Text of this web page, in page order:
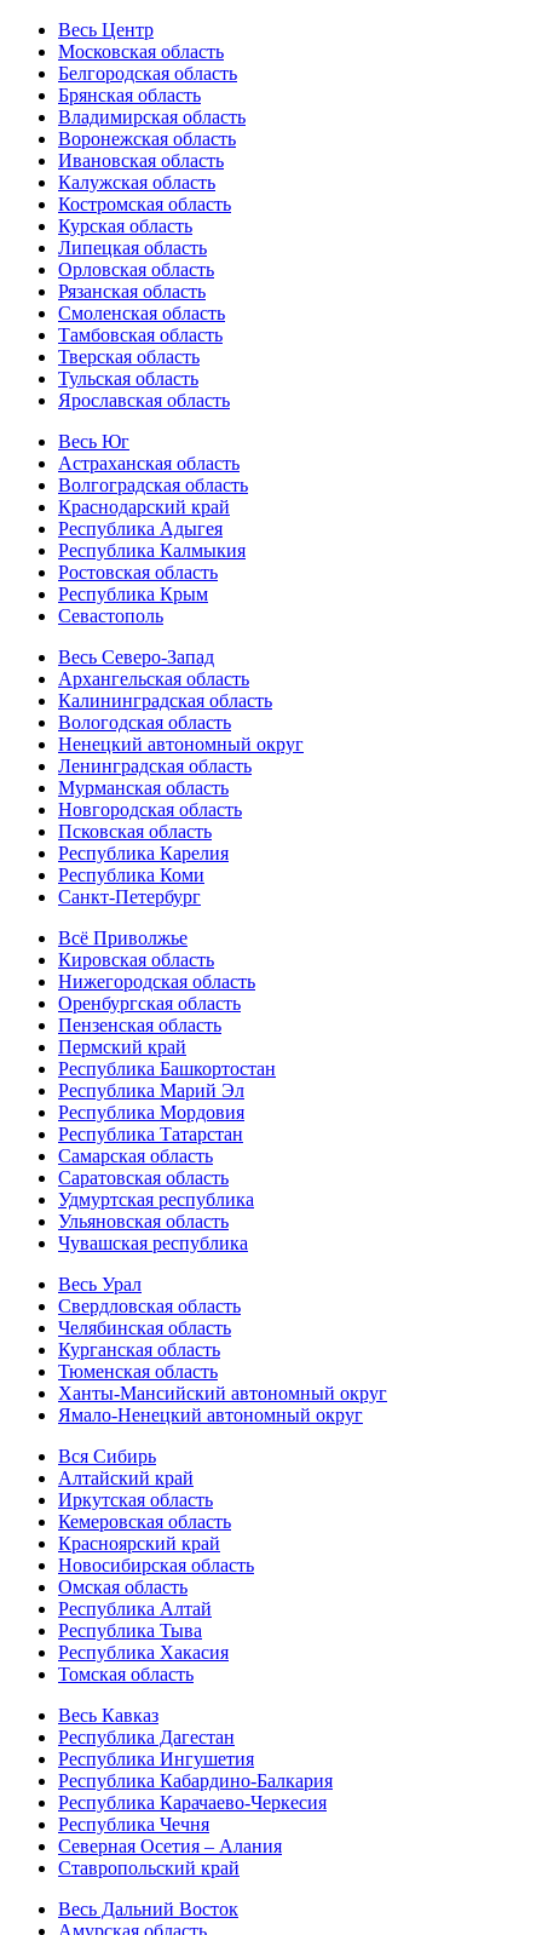
Весь Центр
Московская область
Белгородская область
Брянская область
Владимирская область
Воронежская область
Ивановская область
Калужская область
Костромская область
Курская область
Липецкая область
Орловская область
Рязанская область
Смоленская область
Тамбовская область
Тверская область
Тульская область
Ярославская область
Весь Юг
Астраханская область
Волгоградская область
Краснодарский край
Республика Адыгея
Республика Калмыкия
Ростовская область
Республика Крым
Севастополь
Весь Северо-Запад
Архангельская область
Калининградская область
Вологодская область
Ненецкий автономный округ
Ленинградская область
Мурманская область
Новгородская область
Псковская область
Республика Карелия
Республика Коми
Санкт-Петербург
Всё Приволжье
Кировская область
Нижегородская область
Оренбургская область
Пензенская область
Пермский край
Республика Башкортостан
Республика Марий Эл
Республика Мордовия
Республика Татарстан
Самарская область
Саратовская область
Удмуртская республика
Ульяновская область
Чувашская республика
Весь Урал
Свердловская область
Челябинская область
Курганская область
Тюменская область
Ханты-Мансийский автономный округ
Ямало-Ненецкий автономный округ
Вся Сибирь
Алтайский край
Иркутская область
Кемеровская область
Красноярский край
Новосибирская область
Омская область
Республика Алтай
Республика Тыва
Республика Хакасия
Томская область
Весь Кавказ
Республика Дагестан
Республика Ингушетия
Республика Кабардино-Балкария
Республика Карачаево-Черкесия
Республика Чечня
Северная Осетия – Алания
Ставропольский край
Весь Дальний Восток
Амурская область